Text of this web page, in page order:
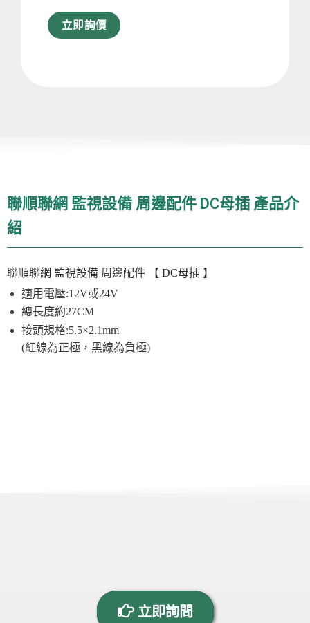
立即詢價
聯順聯網 監視設備 周邊配件 DC母插 產品介
紹
聯順聯網 監視設備 周邊配件 【 DC母插 】
適用電壓:12V或24V
總長度約27CM
接頭規格:5.5×2.1mm
(紅線為正極，黑線為負極)
立即詢問